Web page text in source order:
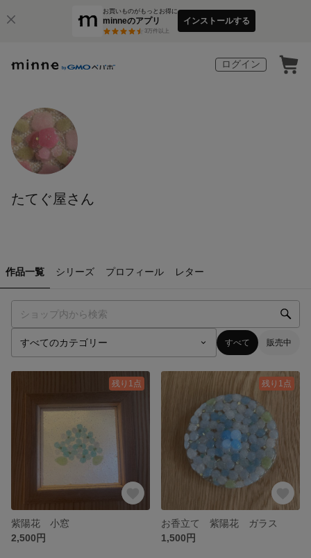
お買いものがもっとお得に
minneのアプリ
3万件以上
インストールする
ログイン
たてぐ屋さん
作品一覧 シリーズ プロフィール レター
すべて 販売中
残り1点
紫陽花 小窓
2,500円
残り1点
お香立て 紫陽花 ガラス
1,500円